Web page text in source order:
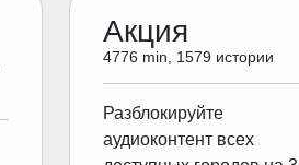
Акция
4776 min, 1579 истории
Разблокируйте
аудиоконтент всех